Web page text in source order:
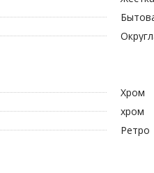
Хром
хром
Pетро